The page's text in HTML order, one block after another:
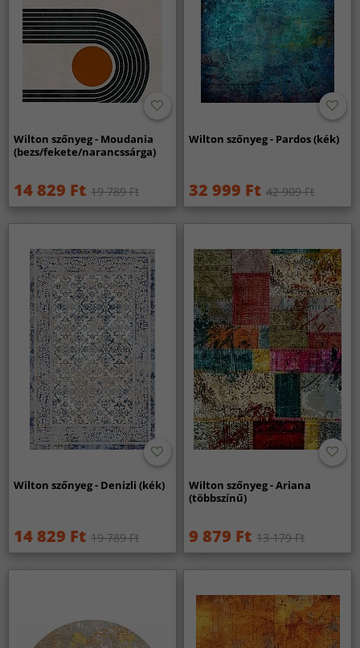
Wilton szőnyeg - Moudania
(bezs/fekete/narancssárga)
14 829 Ft 19 789 Ft
Wilton szőnyeg - Pardos (kék)
32 999 Ft 42 909 Ft
Wilton szőnyeg - Denizli (kék)
14 829 Ft 19 789 Ft
Wilton szőnyeg - Ariana
(többszínű)
9 879 Ft 13 179 Ft